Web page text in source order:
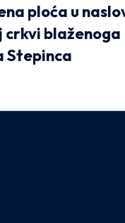
ploća u
crkvi blaženoga
Stepinca